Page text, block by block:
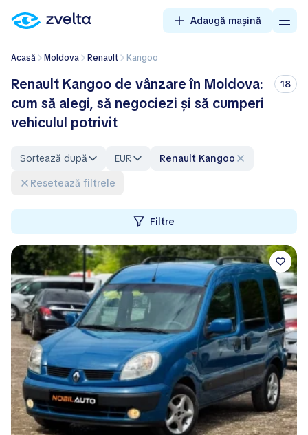
Adaugă mașină
Acasă Moldova Renault Kangoo
Renault Kangoo de vânzare în Moldova:
cum să alegi, să negociezi și să cumperi
vehiculul potrivit
18
Sortează după EUR
Renault Kangoo
Resetează filtrele
Filtre